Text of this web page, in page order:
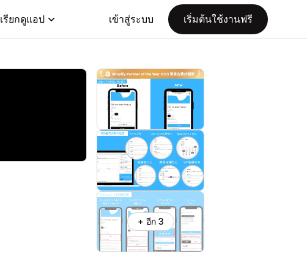
เรียกดูแอป เข้าสู่ระบบ เริ่มต้นใช้งานฟรี
+ อีก 3